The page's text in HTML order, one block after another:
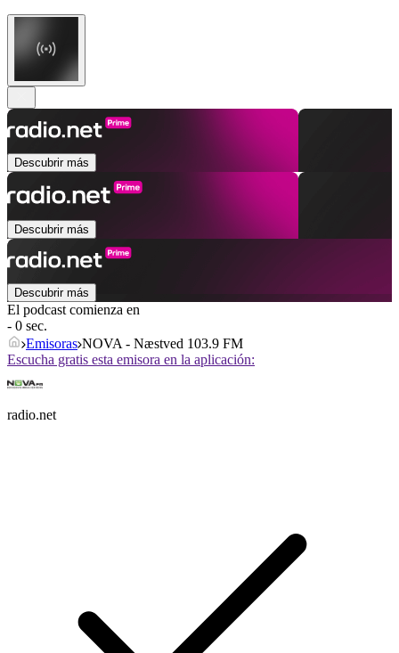
Descubrir más
Descubrir más
Descubrir más
El podcast comienza en
- 0 sec.
Emisoras NOVA - Næstved 103.9 FM
Escucha gratis esta emisora en la aplicación:
radio.net